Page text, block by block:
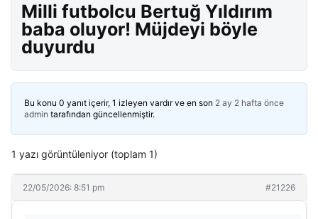
Milli futbolcu Bertuğ Yıldırım
baba oluyor! Müjdeyi böyle
duyurdu
Bu konu 0 yanıt içerir, 1 izleyen vardır ve en son 2 ay 2 hafta önce
admin tarafından güncellenmiştir.
1 yazı görüntüleniyor (toplam 1)
22/05/2026: 8:51 pm #21226